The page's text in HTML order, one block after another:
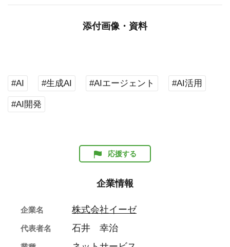
添付画像・資料
#AI #生成AI #AIエージェント #AI活用
#AI開発
応援する
企業情報
企業名 株式会社イーゼ
代表者名 石井 幸治